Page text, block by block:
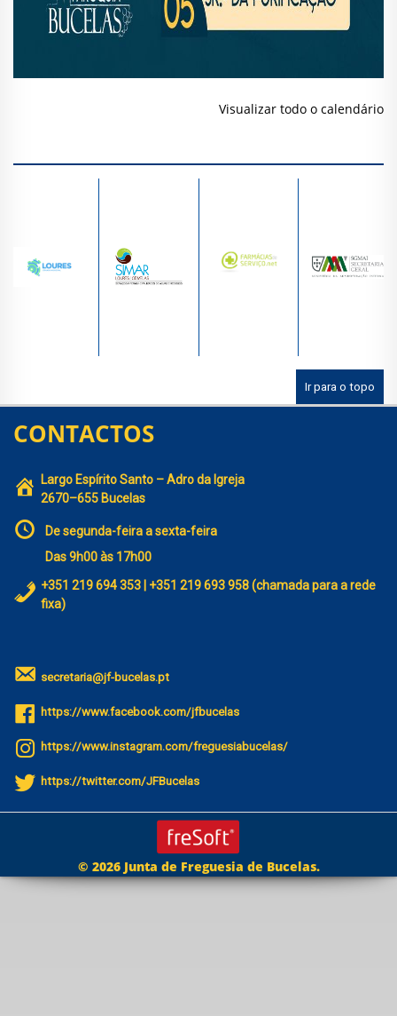
Visualizar todo o calendário
Ir para o topo
CONTACTOS
Largo Espírito Santo – Adro da Igreja
2670–655 Bucelas
De segunda-feira a sexta-feira
Das 9h00 às 17h00
+351 219 694 353 | +351 219 693 958 (chamada para a rede
fixa)
secretaria@jf-bucelas.pt
https://www.facebook.com/jfbucelas
https://www.instagram.com/freguesiabucelas/
https://twitter.com/JFBucelas
© 2026 Junta de Freguesia de Bucelas.